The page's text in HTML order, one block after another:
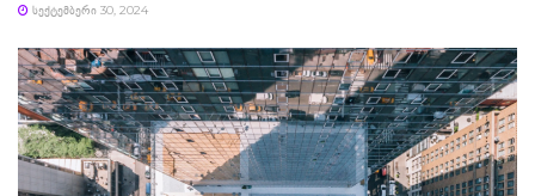
ᲡᲔᲥᲢᲔᲛᲑᲔᲠᲘ 30, 2024